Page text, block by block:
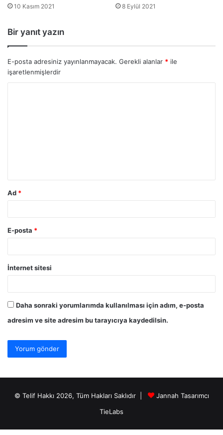
E-posta adresiniz yayınlanmayacak. Gerekli alanlar
Y
o
r
u
adresim ve site adresim bu tarayıcıya kaydedilsin.
© Telif Hakkı 2026, Tüm Hakları Saklıdır |
Bursa kombi servisi